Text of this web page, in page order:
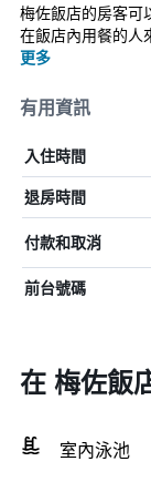
梅佐飯店的房客可
在飯店內用餐的人
更多
有用資訊
入住時間
退房時間
付款和取消
前台號碼
在 梅佐飯
室內泳池